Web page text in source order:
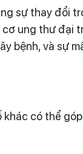
sự thay đổi
ung thư
bệnh, và sự
có thể